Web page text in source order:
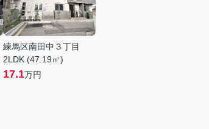
練馬区南田中３丁目
2LDK (47.19㎡)
17.1万円